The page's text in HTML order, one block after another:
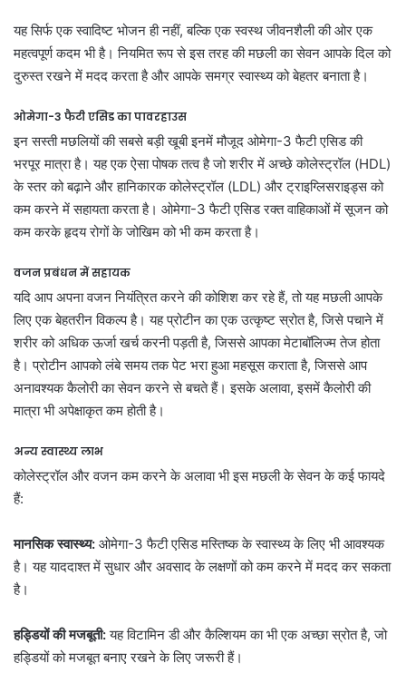
यह सिर्फ एक स्वादिष्ट भोजन ही नहीं, बल्कि एक स्वस्थ जीवनशैली की ओर एक
महत्वपूर्ण कदम भी है। नियमित रूप से इस तरह की मछली का सेवन आपके दिल को
दुरुस्त रखने में मदद करता है और आपके समग्र स्वास्थ्य को बेहतर बनाता है।
ओमेगा-3 फैटी एसिड का पावरहाउस
इन सस्ती मछलियों की सबसे बड़ी खूबी इनमें मौजूद ओमेगा-3 फैटी एसिड की
भरपूर मात्रा है। यह एक ऐसा पोषक तत्व है जो शरीर में अच्छे कोलेस्ट्रॉल (HDL)
के स्तर को बढ़ाने और हानिकारक कोलेस्ट्रॉल (LDL) और ट्राइग्लिसराइड्स को
कम करने में सहायता करता है। ओमेगा-3 फैटी एसिड रक्त वाहिकाओं में सूजन को
कम करके हृदय रोगों के जोखिम को भी कम करता है।
वजन प्रबंधन में सहायक
यदि आप अपना वजन नियंत्रित करने की कोशिश कर रहे हैं, तो यह मछली आपके
लिए एक बेहतरीन विकल्प है। यह प्रोटीन का एक उत्कृष्ट स्रोत है, जिसे पचाने में
शरीर को अधिक ऊर्जा खर्च करनी पड़ती है, जिससे आपका मेटाबॉलिज्म तेज होता
है। प्रोटीन आपको लंबे समय तक पेट भरा हुआ महसूस कराता है, जिससे आप
अनावश्यक कैलोरी का सेवन करने से बचते हैं। इसके अलावा, इसमें कैलोरी की
मात्रा भी अपेक्षाकृत कम होती है।
अन्य स्वास्थ्य लाभ
कोलेस्ट्रॉल और वजन कम करने के अलावा भी इस मछली के सेवन के कई फायदे
हैं:
मानसिक स्वास्थ्य: ओमेगा-3 फैटी एसिड मस्तिष्क के स्वास्थ्य के लिए भी आवश्यक
है। यह याददाश्त में सुधार और अवसाद के लक्षणों को कम करने में मदद कर सकता
है।
हड्डियों की मजबूती:यह विटामिन डी और कैल्शियम का भी एक अच्छा स्रोत है, जो
हड्डियों को मजबूत बनाए रखने के लिए जरूरी हैं।